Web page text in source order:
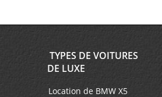
TYPES DE VOITURES
DE LUXE
Location de BMW X5